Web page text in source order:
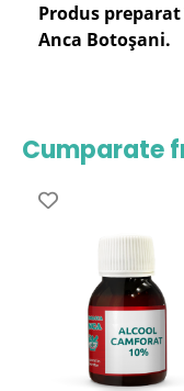
Produs
Anca Botoșani.
Cumparate